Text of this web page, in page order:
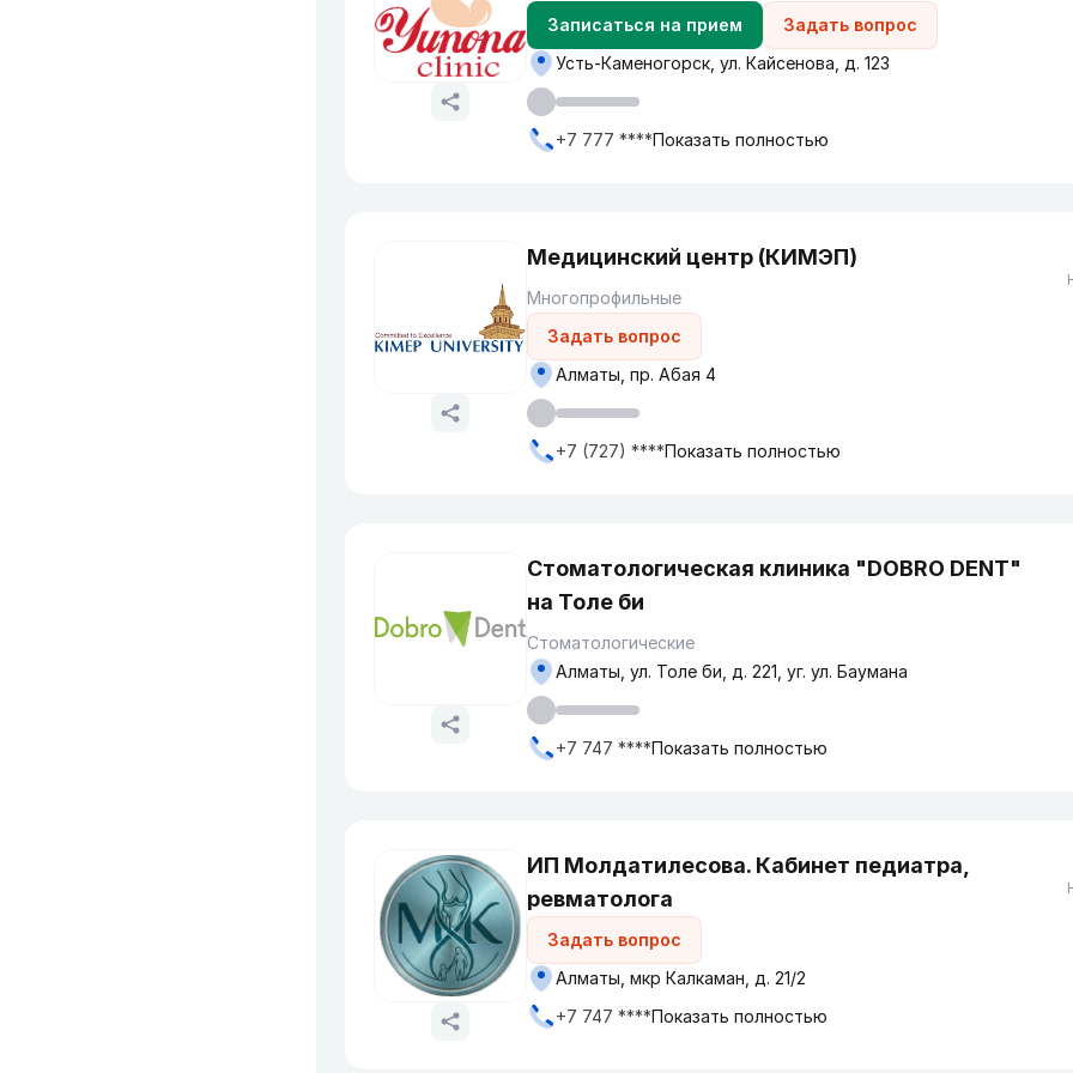
Записаться на прием
Задать вопрос
Усть-Каменогорск, ул. Кайсенова, д. 123
+7 777 ****Показать полностью
Медицинский центр (КИМЭП)
Многопрофильные
Задать вопрос
Алматы, пр. Абая 4
+7 (727) ****Показать полностью
Стоматологическая клиника "DOBRO DENT"
на Толе би
Стоматологические
Алматы, ул. Толе би, д. 221, уг. ул. Баумана
+7 747 ****Показать полностью
ИП Молдатилесова. Кабинет педиатра,
ревматолога
Задать вопрос
Алматы, мкр Калкаман, д. 21/2
+7 747 ****Показать полностью